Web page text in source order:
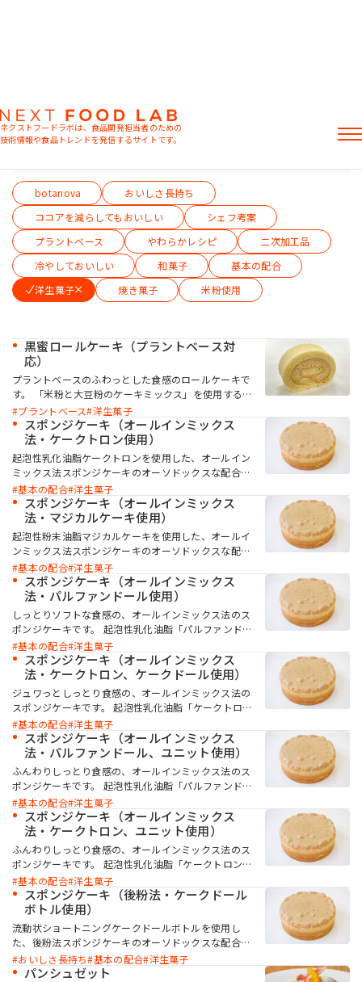
MIYOSHI MIRAI PLATFORM
ミヨシ油脂 コーポレートサイト
ネクストフードラボは、食品開発担当者のための
技術情報や食品トレンドを発信するサイトです。
おすすめキーワード
粉末油脂
記事
製品情報
レシピ
イベント・セミナー
ミヨシ油脂の強み
菓子
botanova
おいしさ長持ち
ココアを減らしてもおいしい
シェフ考案
プラントベース
やわらかレシピ
二次加工品
冷やしておいしい
和菓子
基本の配合
洋生菓子
焼き菓子 米粉使用
黒蜜ロールケーキ（プラントベース対
応）
プラントベースのふわっとした食感のロールケーキで
す。 「米粉と大豆粉のケーキミックス」を使用するこ
とで、卵不使用でもしっとりとしたキメの整ったロー
ルスポンジが作れます。「ケークトロン」を加えるこ
とで、生地の安定性と起泡性が向上し、ボリューム感
のある仕上がりになります。
プラントベース 洋生菓子
スポンジケーキ（オールインミックス
法・ケークトロン使用）
起泡性乳化油脂ケークトロンを使用した、オールイン
ミックス法スポンジケーキのオーソドックスな配合で
す。ケークトロンは高い起泡性を持ち、少量の添加で
製造可能です。ボリュームよくソフトさが持続するス
ポンジケーキに仕上がります。
基本の配合 洋生菓子
スポンジケーキ（オールインミックス
法・マジカルケーキ使用）
起泡性粉末油脂マジカルケーキを使用した、オールイ
ンミックス法スポンジケーキのオーソドックスな配合
です。マジカルケーキはオールインミックスでも安定
したケーキが作れ、油脂が粉末状のため作業性も良好
です。ソフトで口どけの良い食感になります。
基本の配合 洋生菓子
スポンジケーキ（オールインミックス
法・パルファンドール使用）
しっとりソフトな食感の、オールインミックス法のス
ポンジケーキです。 起泡性乳化油脂「パルファンドー
ル」を使用することで、しっとりとやわらかな食感に
仕上がります。
基本の配合 洋生菓子
スポンジケーキ（オールインミックス
法・ケークトロン、ケークドール使用）
ジュワっとしっとり食感の、オールインミックス法の
スポンジケーキです。 起泡性乳化油脂「ケークトロ
ン」と起泡性のある流動状ショートニング「ケークド
ール」を併用することで、ソフトでボリュームのあ
る、しっとりした食感に仕上がります。
基本の配合 洋生菓子
スポンジケーキ（オールインミックス
法・パルファンドール、ユニット使用）
ふんわりしっとり食感の、オールインミックス法のス
ポンジケーキです。 起泡性乳化油脂「パルファンドー
ル」と流動状乳化油脂「ユニット」を使用すること
で、しっとりとふんわりやわらかな食感に仕上がりま
す。
基本の配合 洋生菓子
スポンジケーキ（オールインミックス
法・ケークトロン、ユニット使用）
ふんわりしっとり食感の、オールインミックス法のス
ポンジケーキです。 起泡性乳化油脂「ケークトロン」
と「ユニット」を併用することで、ソフトでボリュー
ムのある、しっとりした食感に仕上がります。
基本の配合 洋生菓子
スポンジケーキ（後粉法・ケークドール
ボトル使用）
流動状ショートニングケークドールボトルを使用し
た、後粉法スポンジケーキのオーソドックスな配合で
す。 ケークドールボトルはミキシング前に卵と混ぜて
使用できます。ソフトさ・しっとり感が持続し、口ど
おいしさ長持ち 基本の配合 洋生菓子
パンシュゼット